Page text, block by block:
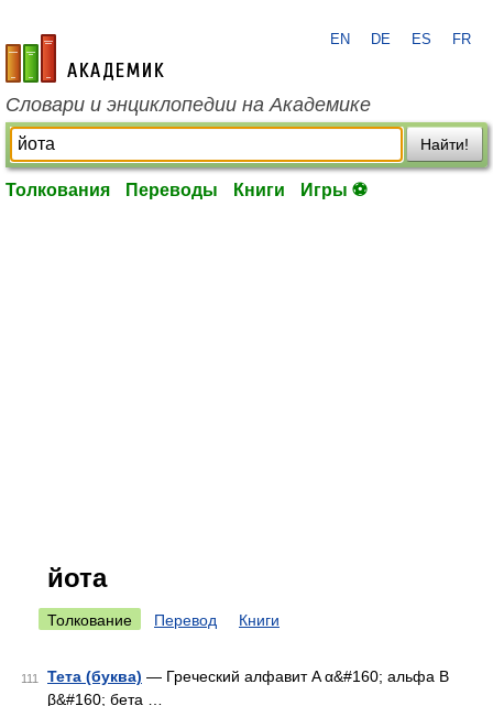
academic.ru
EN DE ES FR
Словари и энциклопедии на Академике
Найти!
Толкования Переводы Книги Игры ⚽
йота
Толкование Перевод Книги
111 Тета (буква) — Греческий алфавит Α α&#160; альфа Β
β&#160; бета …